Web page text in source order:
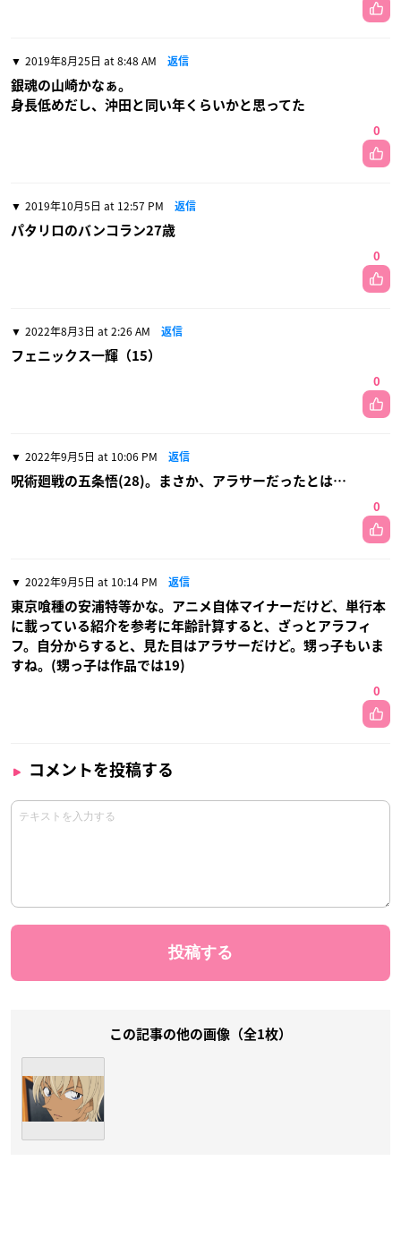
2019年8月25日 at 8:48 AM 返信
銀魂の山崎かなぁ。
身長低めだし、沖田と同い年くらいかと思ってた
0
2019年10月5日 at 12:57 PM 返信
パタリロのバンコラン27歳
0
2022年8月3日 at 2:26 AM 返信
フェニックス一輝（15）
0
2022年9月5日 at 10:06 PM 返信
呪術廻戦の五条悟(28)。まさか、アラサーだったとは…
0
2022年9月5日 at 10:14 PM 返信
東京喰種の安浦特等かな。アニメ自体マイナーだけど、単行本
に載っている紹介を参考に年齢計算すると、ざっとアラフィ
フ。自分からすると、見た目はアラサーだけど。甥っ子もいま
すね。(甥っ子は作品では19)
0
コメントを投稿する
この記事の他の画像（全1枚）